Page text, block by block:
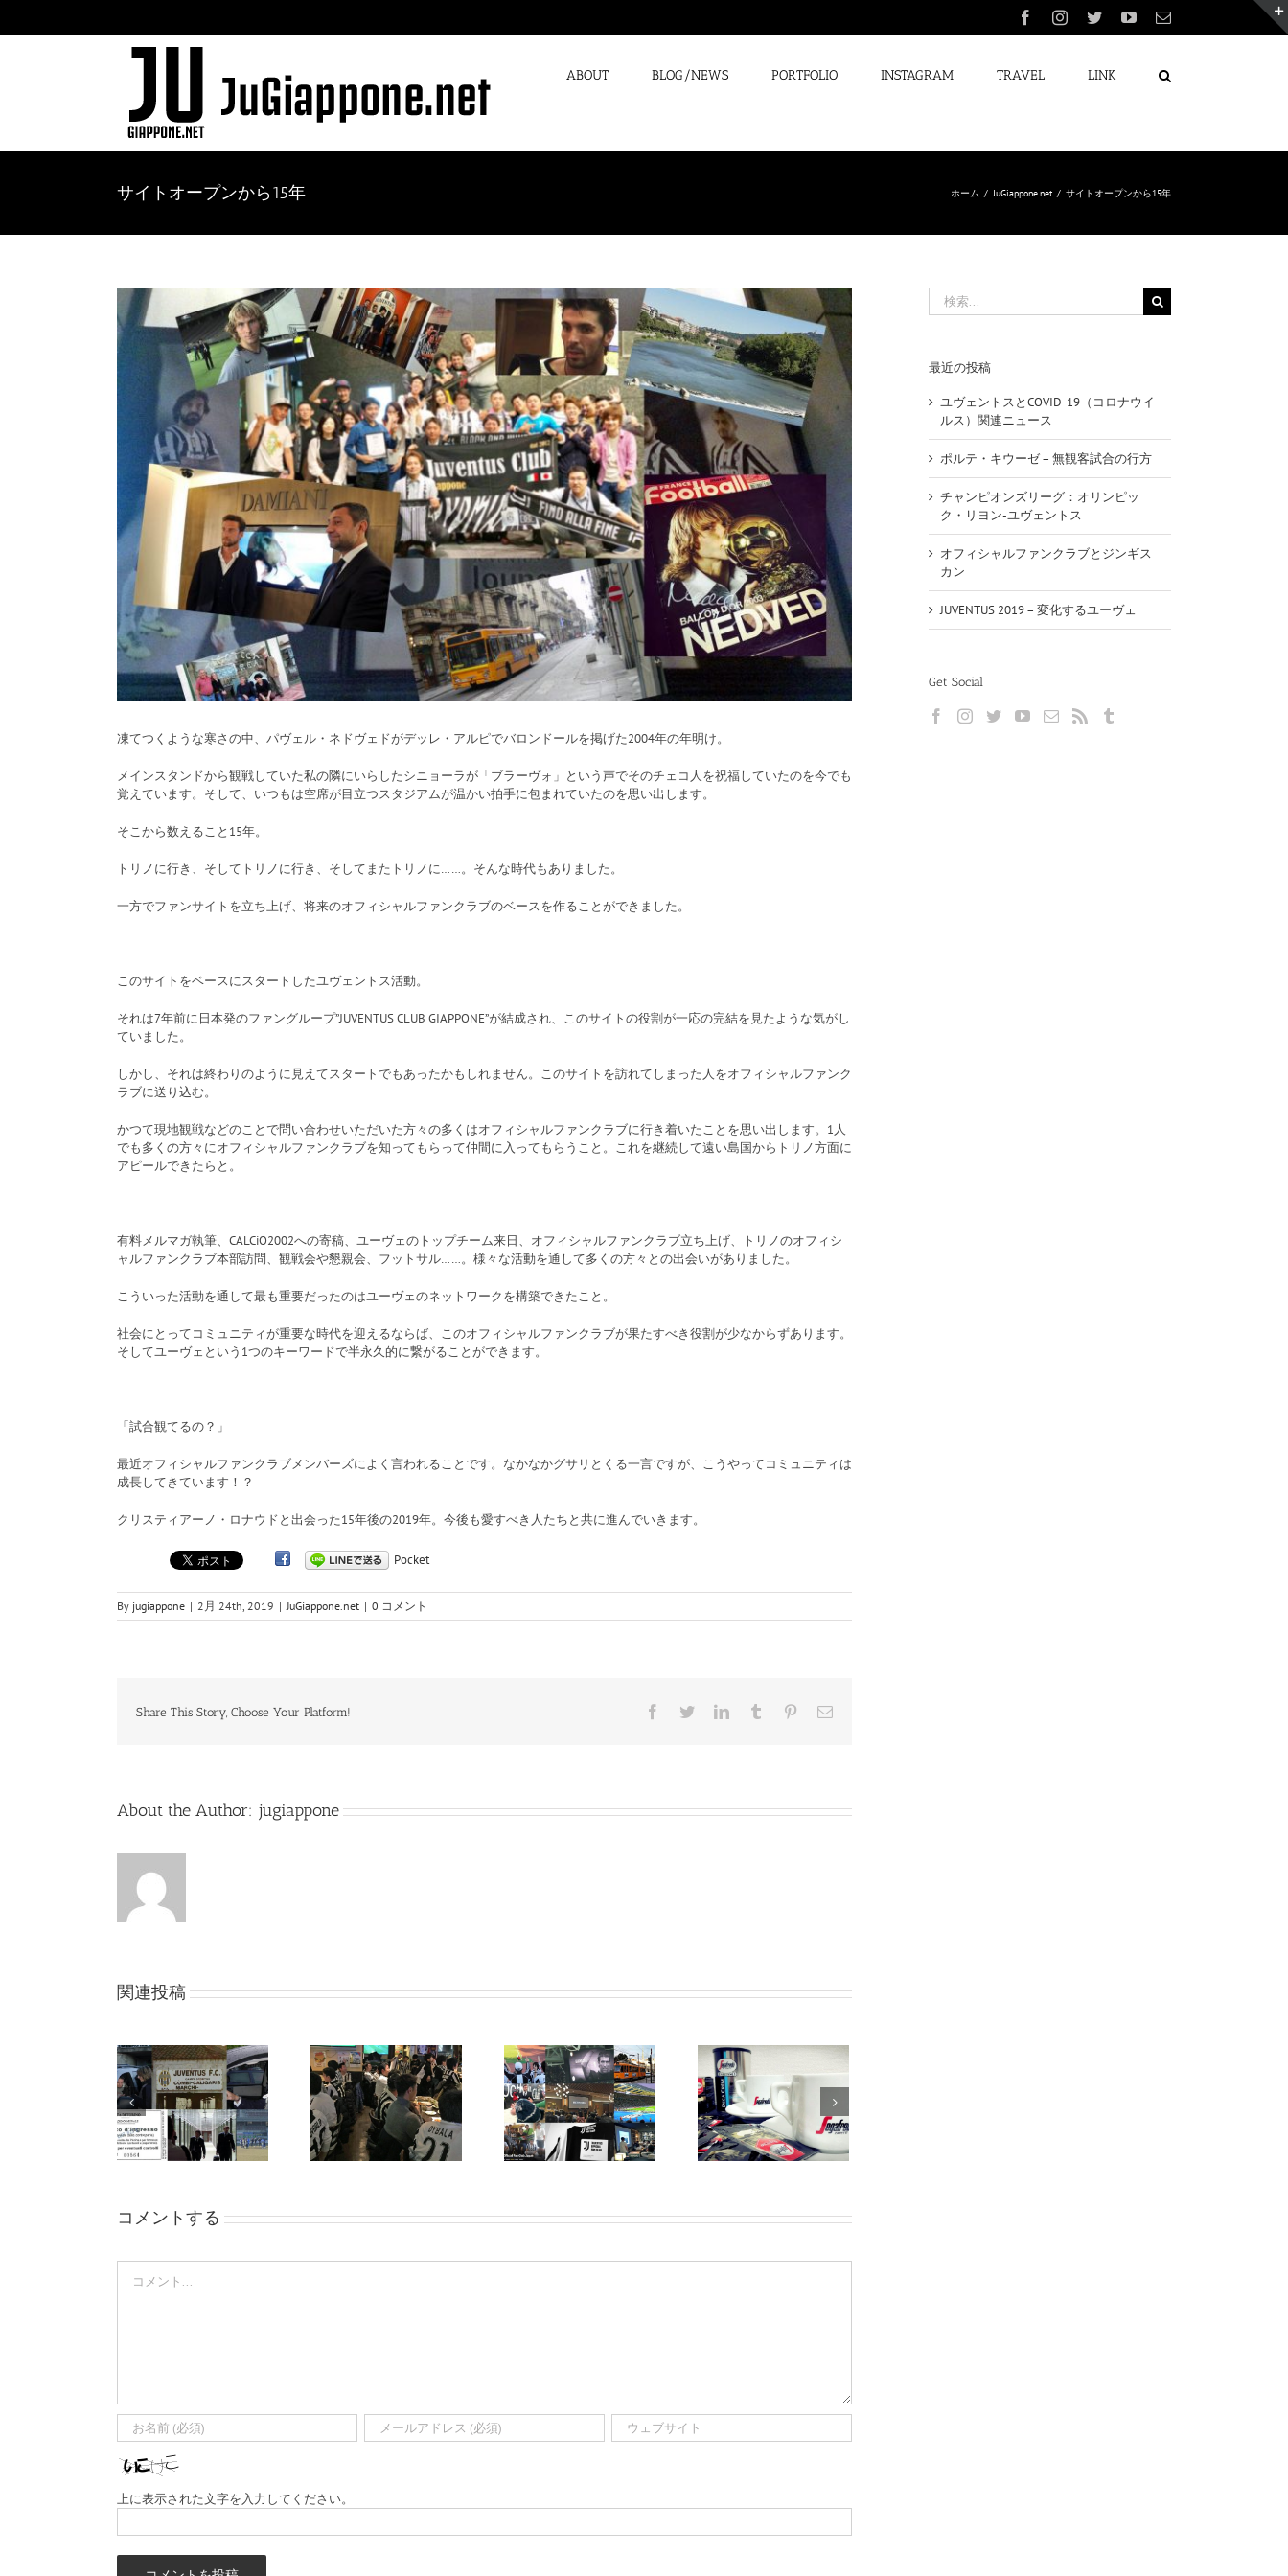
FacebookInstagram
TwitterYouTube
電
ル
ABOUT BLOG/NEWS PORTFOLIO INSTAGRAM TRAVEL LINK
サイトオープンから15年 ホーム / JuGiappone.net / サイトオープンから15年
View
Larger
Image
凍てつくような寒さの中、パヴェル・ネドヴェドがデッレ・アルピでバロンドールを掲げた2004年の年明け。
メインスタンドから観戦していた私の隣にいらしたシニョーラが「ブラーヴォ」という声でそのチェコ人を祝福していたのを今でも
覚えています。そして、いつもは空席が目立つスタジアムが温かい拍手に包まれていたのを思い出します。
そこから数えること15年。
トリノに行き、そしてトリノに行き、そしてまたトリノに……。そんな時代もありました。
一方でファンサイトを立ち上げ、将来のオフィシャルファンクラブのベースを作ることができました。
このサイトをベースにスタートしたユヴェントス活動。
それは7年前に日本発のファングループ”JUVENTUS CLUB GIAPPONE”が結成され、このサイトの役割が一応の完結を見たような気がし
ていました。
しかし、それは終わりのように見えてスタートでもあったかもしれません。このサイトを訪れてしまった人をオフィシャルファンク
ラブに送り込む。
かつて現地観戦などのことで問い合わせいただいた方々の多くはオフィシャルファンクラブに行き着いたことを思い出します。1人
でも多くの方々にオフィシャルファンクラブを知ってもらって仲間に入ってもらうこと。これを継続して遠い島国からトリノ方面に
アピールできたらと。
有料メルマガ執筆、CALCiO2002への寄稿、ユーヴェのトップチーム来日、オフィシャルファンクラブ立ち上げ、トリノのオフィシ
ャルファンクラブ本部訪問、観戦会や懇親会、フットサル……。様々な活動を通して多くの方々との出会いがありました。
こういった活動を通して最も重要だったのはユーヴェのネットワークを構築できたこと。
社会にとってコミュニティが重要な時代を迎えるならば、このオフィシャルファンクラブが果たすべき役割が少なからずあります。
そしてユーヴェという1つのキーワードで半永久的に繋がることができます。
「試合観てるの？」
最近オフィシャルファンクラブメンバーズによく言われることです。なかなかグサリとくる一言ですが、こうやってコミュニティは
成長してきています！？
クリスティアーノ・ロナウドと出会った15年後の2019年。今後も愛すべき人たちと共に進んでいきます。
Pocket
By jugiappone | 2月 24th, 2019 | JuGiappone.net | 0 コメント
Share This Story, Choose Your Platform! Facebook
TwitterLinkedInTumblr Pinterest
電
About the Author: jugiappone
関連投稿
コメントする
上に表示された文字を入力してください。
索
最近の投稿
ユヴェントスとCOVID-19（コロナウイ
ルス）関連ニュース
ポルテ・キウーゼ – 無観客試合の行方
チャンピオンズリーグ：オリンピッ
ク・リヨン-ユヴェントス
オフィシャルファンクラブとジンギス
カン
JUVENTUS 2019 – 変化するユーヴェ
Get Social